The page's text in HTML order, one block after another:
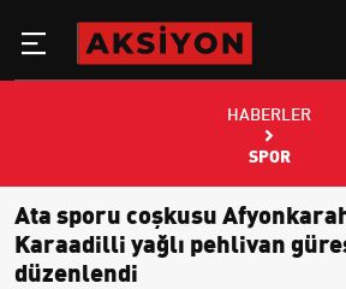
HABERLER
SPOR
Ata sporu coşkusu
Karaadilli yağlı pehlivan
düzenlendi